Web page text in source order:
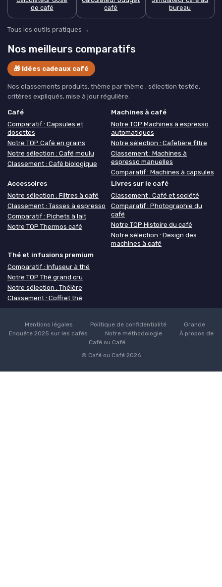
de café
café
bureau
Tous les outils pratiques →
Nos meilleurs comparatifs
🎁 Idées cadeaux café
Nos classements produits, thème par thème : sélection testée,
critères expliqués, mise à jour régulière.
Café
Comparatif : Capsules et
dosettes
Notre TOP Café en grains
Notre sélection : Café moulu
Classement : Café biologique
Machines à café
Notre TOP Machines à espresso
automatiques
Notre sélection : Cafetière filtre
Classement : Machines à
espresso manuelles
Comparatif : Machines à capsules
Accessoires
Notre sélection : Filtres à café
Classement : Tasses à espresso
Comparatif : Pichets à lait
Notre TOP Thermos café
Livres sur le café
Classement : Café et société
Comparatif : Photographie du
café
Notre TOP Histoire du café
Notre sélection : Design des
machines à café
Thé et infusions premium
Comparatif : Infuseur à thé
Notre TOP Thé grand cru
Notre sélection : Théière
Classement : Coffret thé
Mentions légales Politique de confidentialité
Grande
Enquête 2025 sur les cafés
Notre méthodologie
À propos de
Café ou Café
© Café ou Café 2026